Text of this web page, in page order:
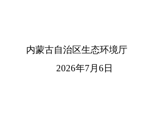
内蒙古自治区生态环境厅
2026年7月6日